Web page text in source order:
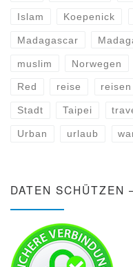
Islam Koepenick
Madagascar
muslim Norwegen
Red reise reisen
Stadt Taipei
Urban urlaub
DATEN SCHÜTZEN